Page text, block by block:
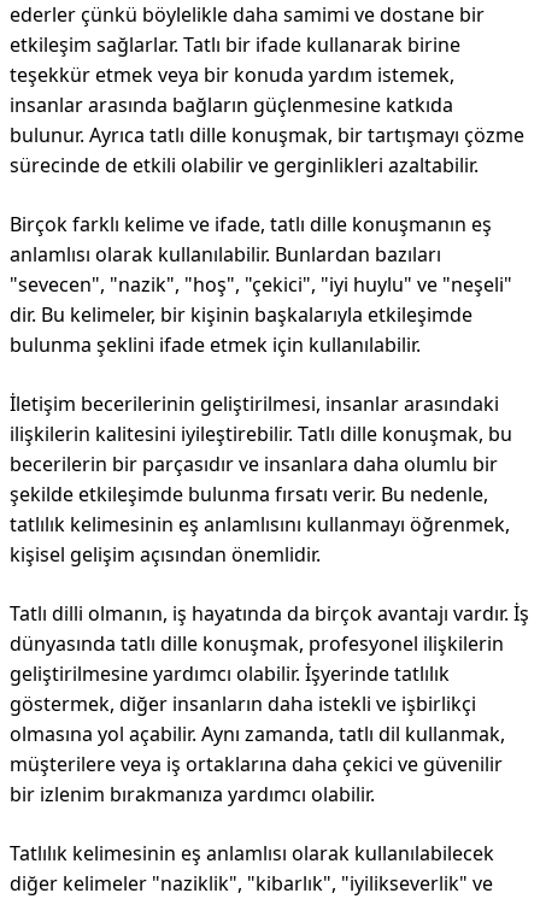
ederler çünkü böylelikle daha samimi ve dostane bir
etkileşim sağlarlar. Tatlı bir ifade kullanarak birine
teşekkür etmek veya bir konuda yardım istemek,
insanlar arasında bağların güçlenmesine katkıda
bulunur. Ayrıca tatlı dille konuşmak, bir tartışmayı çözme
sürecinde de etkili olabilir ve gerginlikleri azaltabilir.
Birçok farklı kelime ve ifade, tatlı dille konuşmanın eş
anlamlısı olarak kullanılabilir. Bunlardan bazıları
"sevecen", "nazik", "hoş", "çekici", "iyi huylu" ve "neşeli"
dir. Bu kelimeler, bir kişinin başkalarıyla etkileşimde
bulunma şeklini ifade etmek için kullanılabilir.
İletişim becerilerinin geliştirilmesi, insanlar arasındaki
ilişkilerin kalitesini iyileştirebilir. Tatlı dille konuşmak, bu
becerilerin bir parçasıdır ve insanlara daha olumlu bir
şekilde etkileşimde bulunma fırsatı verir. Bu nedenle,
tatlılık kelimesinin eş anlamlısını kullanmayı öğrenmek,
kişisel gelişim açısından önemlidir.
Tatlı dilli olmanın, iş hayatında da birçok avantajı vardır. İş
dünyasında tatlı dille konuşmak, profesyonel ilişkilerin
geliştirilmesine yardımcı olabilir. İşyerinde tatlılık
göstermek, diğer insanların daha istekli ve işbirlikçi
olmasına yol açabilir. Aynı zamanda, tatlı dil kullanmak,
müşterilere veya iş ortaklarına daha çekici ve güvenilir
bir izlenim bırakmanıza yardımcı olabilir.
Tatlılık kelimesinin eş anlamlısı olarak kullanılabilecek
diğer kelimeler "naziklik", "kibarlık", "iyilikseverlik" ve